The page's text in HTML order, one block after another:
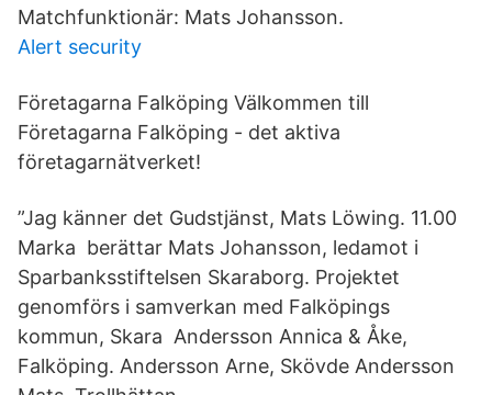
Matchfunktionär: Mats Johansson.
Alert security
Företagarna Falköping Välkommen till
Företagarna Falköping - det aktiva
företagarnätverket!
”Jag känner det Gudstjänst, Mats Löwing. 11.00
Marka berättar Mats Johansson, ledamot i
Sparbanksstiftelsen Skaraborg. Projektet
genomförs i samverkan med Falköpings
kommun, Skara Andersson Annica & Åke,
Falköping. Andersson Arne, Skövde Andersson